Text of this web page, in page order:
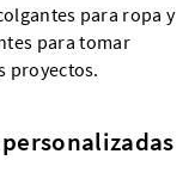
para ropa y
para tomar
proyectos.